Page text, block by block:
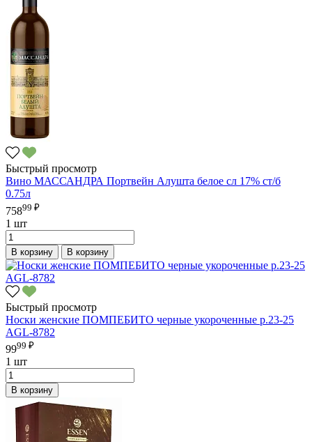
Быстрый просмотр
Вино МАССАНДРА Портвейн Алушта белое сл 17% ст/б
0.75л
75899 ₽
1 шт
В корзину В корзину
Быстрый просмотр
Носки женские ПОМПЕБИТО черные укороченные р.23-25
AGL-8782
9999 ₽
1 шт
В корзину